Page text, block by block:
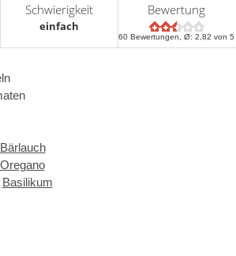
Schwierigkeit
einfach
Bewertung
60 Bewertungen, Ø:2,82 von 5
Bärlauch
Oregano
Basilikum